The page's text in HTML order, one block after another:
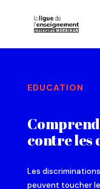
EDUCATION
contre les
Les
peuvent toucher